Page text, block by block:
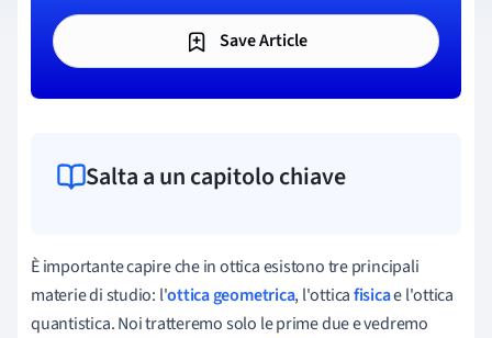
Save Article
Salta a un capitolo chiave
È importante capire che in ottica esistono tre principali
materie di studio: l'ottica geometrica, l'otticafisicae l'ottica
quantistica. Noi tratteremo solo le prime due e vedremo